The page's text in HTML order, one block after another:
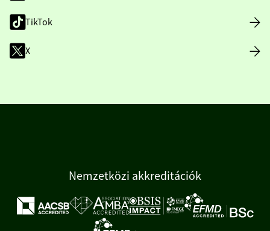
TikTok
X
Nemzetközi akkreditációk